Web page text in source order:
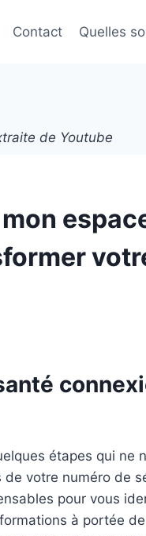
Contact Quelles
de Youtube
étapes qui ne
de votre numéro de
pour vous
à portée